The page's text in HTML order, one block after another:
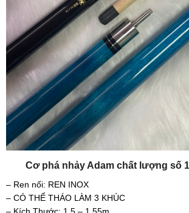
Cơ phá nhảy Adam chất lượng số
– Ren nối: REN INOX
– CÓ THỂ THÁO LÀM 3 KHÚC